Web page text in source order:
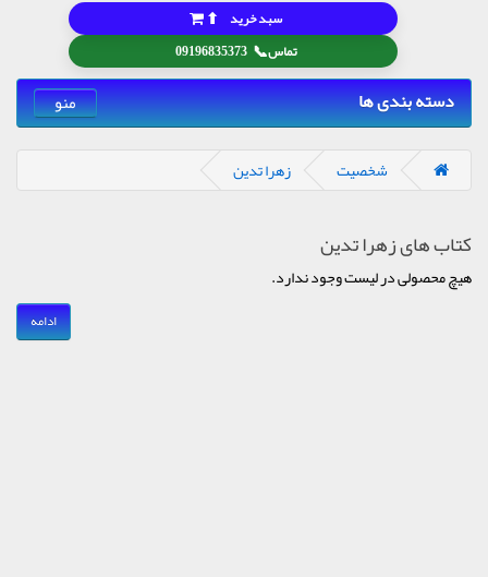
تماس📞
09196835373
سبد خرید ⬆
دسته بندی ها منو
شخصیت زهرا تدین
کتاب های زهرا تدین
هیچ محصولی در لیست وجود ندارد.
ادامه